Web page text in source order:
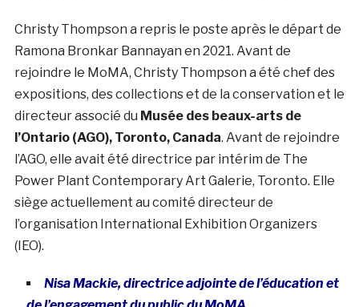
Christy Thompson a repris le poste après le départ de
Ramona Bronkar Bannayan en 2021. Avant de
rejoindre le MoMA, Christy Thompson a été chef des
expositions, des collections et de la conservation et le
directeur associé du Musée des beaux-arts de
l’Ontario (AGO), Toronto, Canada. Avant de rejoindre
l’AGO, elle avait été directrice par intérim de The
Power Plant Contemporary Art Galerie, Toronto. Elle
siège actuellement au comité directeur de
l’organisation International Exhibition Organizers
(IEO).
Nisa Mackie, directrice adjointe de l’éducation et